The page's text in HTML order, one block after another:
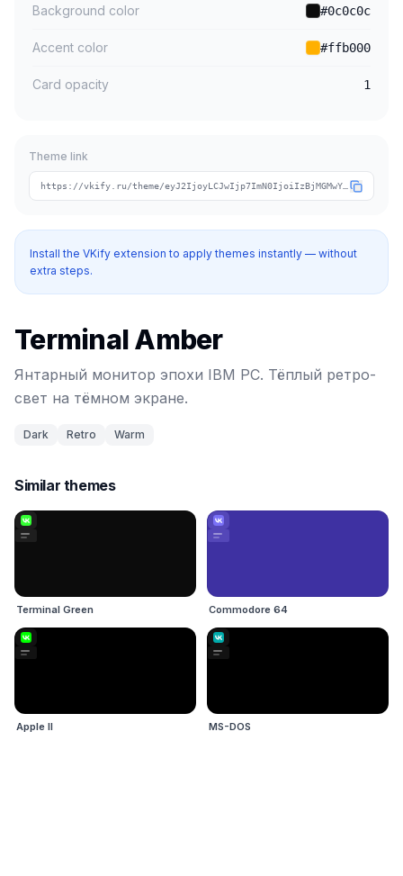
Terminal Amber
Янтарный монитор эпохи IBM PC. Тёплый ретро-
свет на тёмном экране.
Dark Retro Warm
Similar themes
Terminal Green Commodore 64
Apple II MS-DOS
Background color #0c0c0c
Accent color #ffb000
Card opacity 1
Theme link
Install the VKify extension to apply themes instantly — without
extra steps.